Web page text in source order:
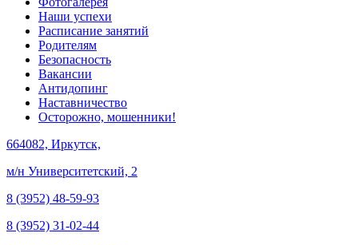
Наши успехи
Расписание занятий
Родителям
Безопасность
Вакансии
Антидопинг
Наставничество
Осторожно, мошенники!
664082, Иркутск,
м/н Университетский, 2
8 (3952) 48-59-93
8 (3952) 31-02-44